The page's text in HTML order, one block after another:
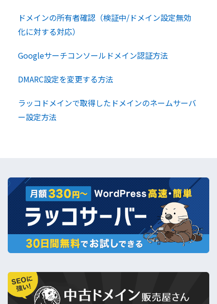
ドメインの所有者確認（検証中/ドメイン設定無効
化に対する対応）
Googleサーチコンソールドメイン認証方法
DMARC設定を変更する方法
ラッコドメインで取得したドメインのネームサーバ
ー設定方法